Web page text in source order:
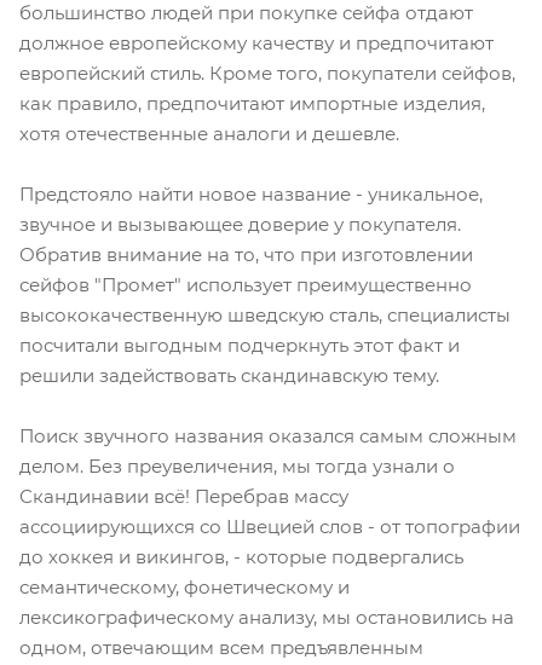
большинство людей при покупке сейфа отдают
должное европейскому качеству и предпочитают
европейский стиль. Кроме того, покупатели сейфов,
как правило, предпочитают импортные изделия,
хотя отечественные аналоги и дешевле.
Предстояло найти новое название - уникальное,
звучное и вызывающее доверие у покупателя.
Обратив внимание на то, что при изготовлении
сейфов "Промет" использует преимущественно
высококачественную шведскую сталь, специалисты
посчитали выгодным подчеркнуть этот факт и
решили задействовать скандинавскую тему.
Поиск звучного названия оказался самым сложным
делом. Без преувеличения, мы тогда узнали о
Скандинавии всё! Перебрав массу
ассоциирующихся со Швецией слов - от топографии
до хоккея и викингов, - которые подвергались
семантическому, фонетическому и
лексикографическому анализу, мы остановились на
одном, отвечающим всем предъявленным